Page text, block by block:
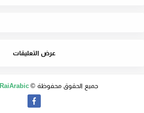
عرض التعليقات
جميع الحقوق محفوظة © RaiArabic | رأي عربي